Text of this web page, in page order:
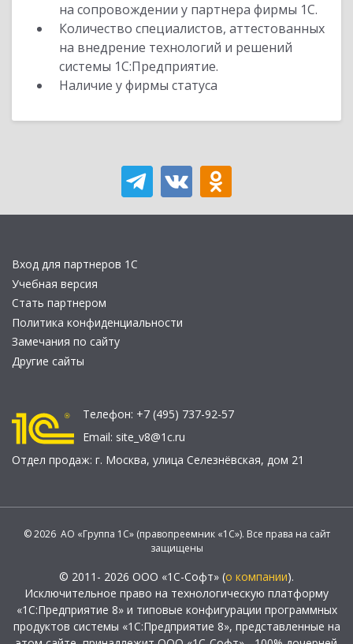
на сопровождении у партнера фирмы 1С.
Количество специалистов, аттестованных
на внедрение технологий и решений
системы 1С:Предприятие.
Наличие у фирмы статуса
Вход для партнеров 1С
Учебная версия
Стать партнером
Политика конфиденциальности
Замечания по сайту
Другие сайты
Телефон: +7 (495) 737-92-57
Email: site_v8@1c.ru
Отдел продаж: г. Москва, улица Селезнёвская, дом 21
© 2026 АО «Группа 1С» (правопреемник «1С»). Все права на сайт
защищены
© 2011- 2026 ООО «1С-Софт» (о компании).
Исключительное право на технологическую платформу
«1С:Предприятие 8» и типовые конфигурации программных
продуктов системы «1С:Предприятие 8», представленные на